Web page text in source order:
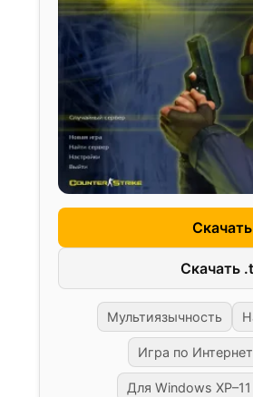
Скачать
Мультиязычность
Игра по
Для Windows XP–11